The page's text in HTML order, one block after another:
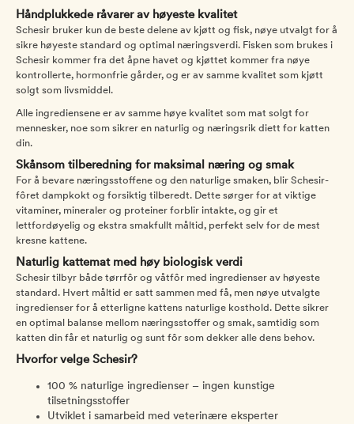
Håndplukkede råvarer av høyeste kvalitet
Schesir bruker kun de beste delene av kjøtt og fisk, nøye utvalgt for å
sikre høyeste standard og optimal næringsverdi. Fisken som brukes i
Schesir kommer fra det åpne havet og kjøttet kommer fra nøye
kontrollerte, hormonfrie gårder, og er av samme kvalitet som kjøtt
solgt som livsmiddel.
Alle ingrediensene er av samme høye kvalitet som mat solgt for
mennesker, noe som sikrer en naturlig og næringsrik diett for katten
din.
Skånsom tilberedning for maksimal næring og smak
For å bevare næringsstoffene og den naturlige smaken, blir Schesir-
fôret dampkokt og forsiktig tilberedt. Dette sørger for at viktige
vitaminer, mineraler og proteiner forblir intakte, og gir et
lettfordøyelig og ekstra smakfullt måltid, perfekt selv for de mest
kresne kattene.
Naturlig kattemat med høy biologisk verdi
Schesir tilbyr både tørrfôr og våtfôr med ingredienser av høyeste
standard. Hvert måltid er satt sammen med få, men nøye utvalgte
ingredienser for å etterligne kattens naturlige kosthold. Dette sikrer
en optimal balanse mellom næringsstoffer og smak, samtidig som
katten din får et naturlig og sunt fôr som dekker alle dens behov.
Hvorfor velge Schesir?
100 % naturlige ingredienser – ingen kunstige
tilsetningsstoffer
Utviklet i samarbeid med veterinære eksperter